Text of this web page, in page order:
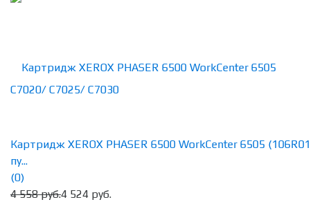
Картридж XEROX PHASER 6500 WorkCenter 6505
пу...
(0)
4 558 руб.4 524 руб.